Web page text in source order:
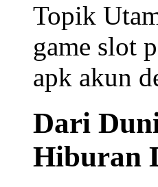
Topik
game slot
apk akun
Dari
Hiburan